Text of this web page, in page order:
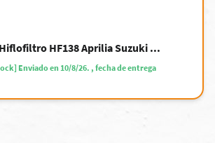
HF138 Aprilia Suzuki ...
Enviado en 10/8/26. , fecha de entrega